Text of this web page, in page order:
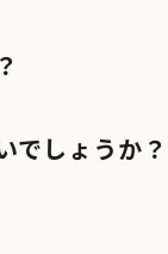
でしょうか？